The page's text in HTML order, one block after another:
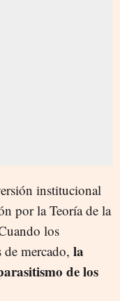
institucional
por la Teoría de la
los
mercado, la
de los